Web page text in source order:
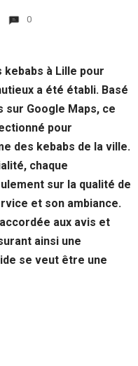
0
à Lille pour
a été établi. Basé
sur Google Maps, ce
pour
des kebabs de la ville.
chaque
sur la qualité de
et son ambiance.
aux avis et
ainsi une
se veut être une